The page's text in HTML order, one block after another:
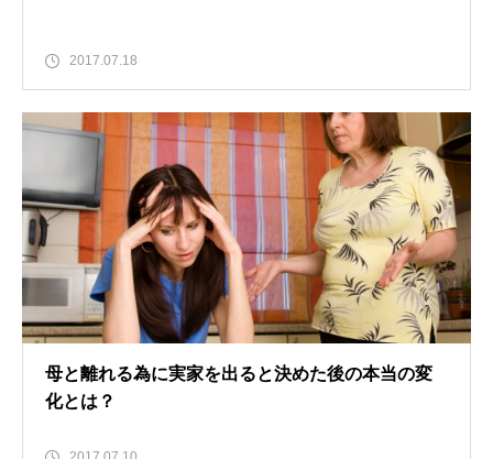
2017.07.18
母と離れる為に実家を出ると決めた後の本当の変
化とは？